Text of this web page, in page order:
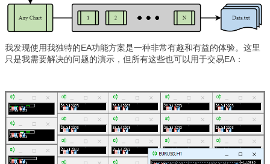
我发现使用我独特的EA功能方案是一种非常有趣和有益的体验。这里
只是我需要解决的问题的演示，但所有这些也可以用于交易EA：